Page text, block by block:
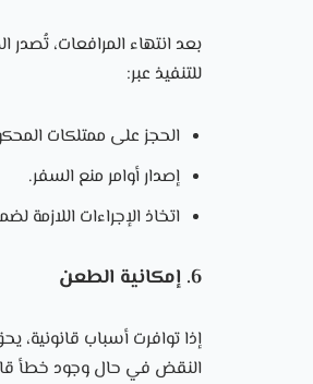
بعد انتهاء المرافعات،
للتنفيذ عبر:
الحجز على ممتلكات
إصدار أوامر منع السفر.
اتخاذ الإجراءات اللازمة
6. إمكانية الطعن
إذا توافرت أسباب
النقض في حال وجود خطأ